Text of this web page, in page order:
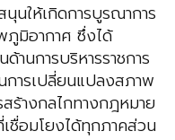
ให้เกิดการบูรณาการ
มิอากาศ ซึ่งได้
นการบริหารราชการ
การเปลี่ยนแปลงสภาพ
ร้างกลไกทางกฎหมาย
ชื่อมโยงได้ทุกภาคส่วน